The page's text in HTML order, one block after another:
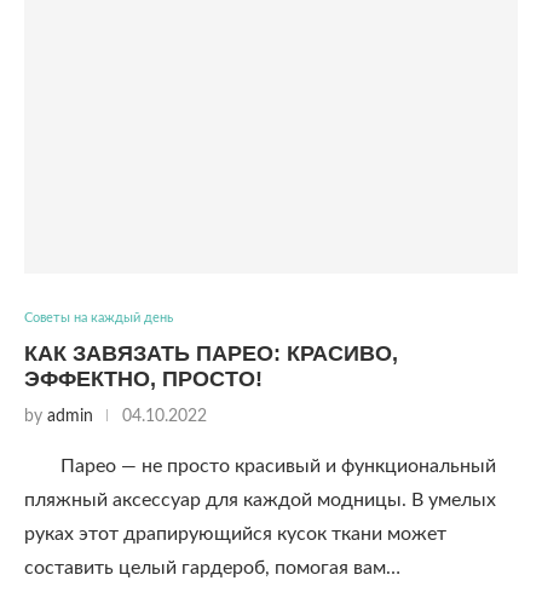
Советы на каждый день
КАК ЗАВЯЗАТЬ ПАРЕО: КРАСИВО,
ЭФФЕКТНО, ПРОСТО!
by admin 04.10.2022
Парео — не просто красивый и функциональный
пляжный аксессуар для каждой модницы. В умелых
руках этот драпирующийся кусок ткани может
составить целый гардероб, помогая вам…